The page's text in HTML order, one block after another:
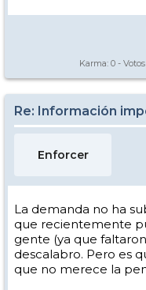
Karma: 0 -
Re: Información
Enforcer
La demanda no ha
que recientemente
gente (ya que
descalabro. Pero es
que no merece la